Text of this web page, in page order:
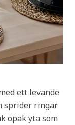
ett levande
sprider ringar
opak yta som